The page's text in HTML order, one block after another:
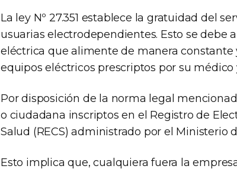
La ley Nº 27.351 establece la gratuidad del
usuarias electrodependientes. Esto se debe
eléctrica que alimente de manera constante
equipos eléctricos prescriptos por su
Por disposición de la norma legal
o ciudadana inscriptos en el Registro de
Salud (RECS) administrado por el Ministerio
Esto implica que, cualquiera fuera la